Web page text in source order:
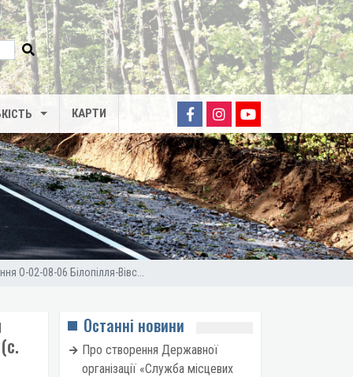
КАРТИ
О-02-08-06 Білопілля-Вівс...
Останні новини
Про створення Державної
організації «Служба місцевих